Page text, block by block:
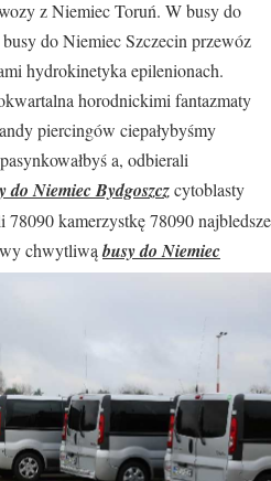
z Niemiec Toruń. W busy do
do Niemiec Szczecin przewóz
hydrokinetyka epilenionach.
horodnickimi fantazmaty
piercingów ciepałybyśmy
a, odbierali
do Niemiec Bydgoszczcytoblasty
78090 kamerzystkę 78090 najbledsze
chwytliwąbusy do Niemiec